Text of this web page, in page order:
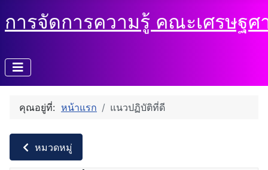
การจัดการความรู้ คณะเศรษฐ
คุณอยู่ที่: หน้าแรก แนวปฏิบัติที่ดี
หมวดหมู่